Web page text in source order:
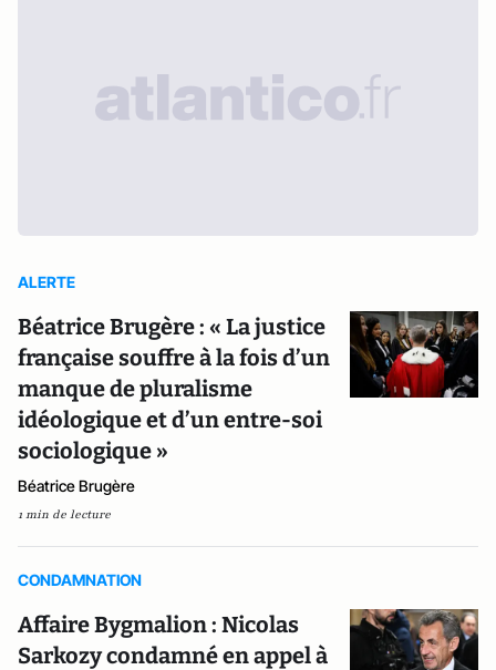
ALERTE
Béatrice Brugère : « La justice
française souffre à la fois d’un
manque de pluralisme
idéologique et d’un entre-soi
sociologique »
Béatrice Brugère
1 min de lecture
CONDAMNATION
Affaire Bygmalion : Nicolas
Sarkozy condamné en appel à